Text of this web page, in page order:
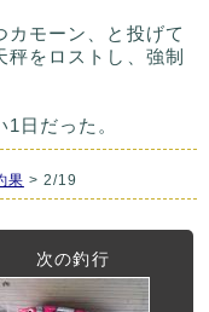
カモーン、と投げて
をロストし、強制
日だった。
果 > 2/19
次の釣行